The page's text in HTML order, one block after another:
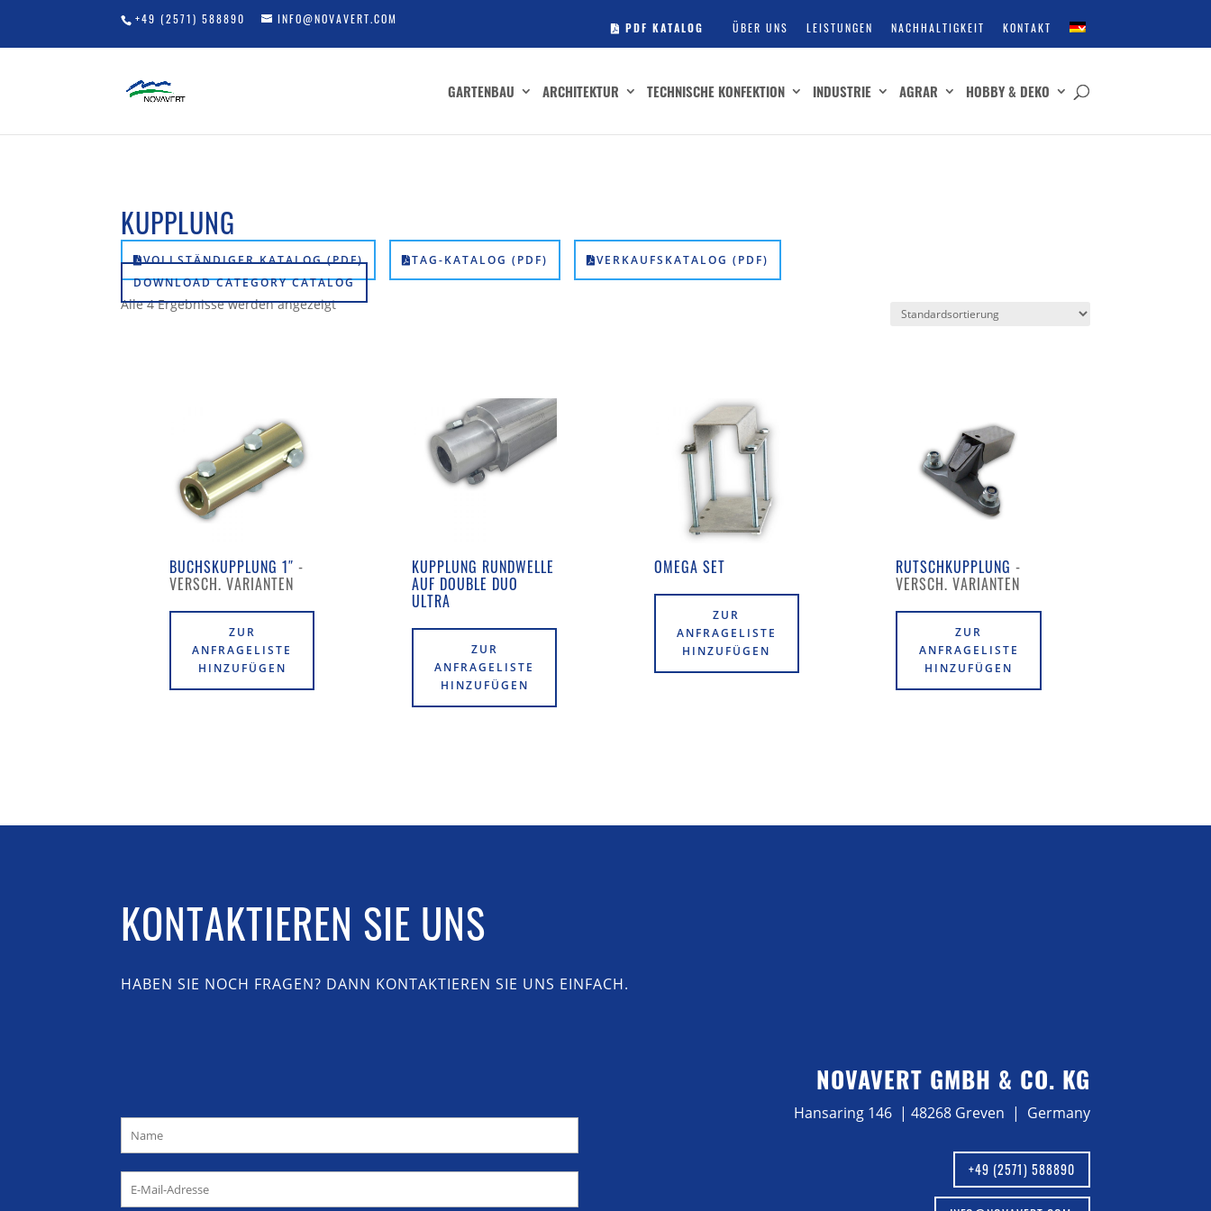
+49 (2571) 588890 INFO@NOVAVERT.COM
PDF KATALOG ÜBER UNS LEISTUNGEN NACHHALTIGKEIT KONTAKT
GARTENBAU ARCHITEKTUR TECHNISCHE KONFEKTION INDUSTRIE AGRAR HOBBY & DEKO
KUPPLUNG
VOLLSTÄNDIGER KATALOG (PDF) TAG-KATALOG (PDF)
VERKAUFSKATALOG (PDF)
DOWNLOAD CATEGORY CATALOG
Alle 4 Ergebnisse werden angezeigt
BUCHSKUPPLUNG 1″
ZUR
ANFRAGELISTE
HINZUFÜGEN
KUPPLUNG RUNDWELLE
AUF DOUBLE DUO
ULTRA
ZUR
ANFRAGELISTE
HINZUFÜGEN
OMEGA SET
ZUR
ANFRAGELISTE
HINZUFÜGEN
RUTSCHKUPPLUNG
ZUR
ANFRAGELISTE
HINZUFÜGEN
KONTAKTIEREN SIE UNS
HABEN SIE NOCH FRAGEN? DANN KONTAKTIEREN SIE UNS EINFACH.
NOVAVERT GMBH & CO. KG
Hansaring 146 | 48268 Greven | Germany
+49 (2571) 588890